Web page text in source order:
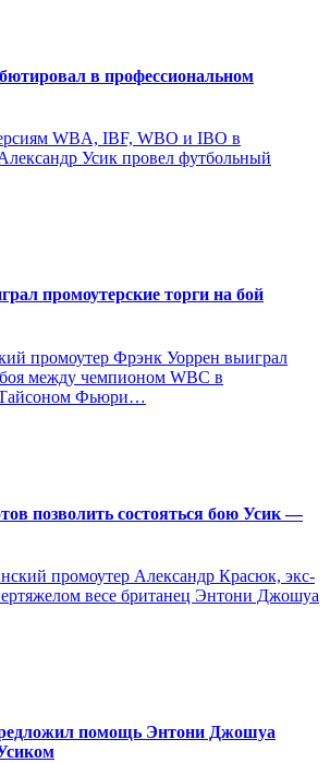
в профессиональном
WBA, IBF, WBO и IBO в
Усик провел футбольный
промоутерские торги на бой
промоутер Фрэнк Уоррен выиграл
между чемпионом WBC в
Тайсоном Фьюри…
позволить состояться бою Усик —
промоутер Александр Красюк, экс-
весе британец Энтони Джошуа
помощь Энтони Джошуа